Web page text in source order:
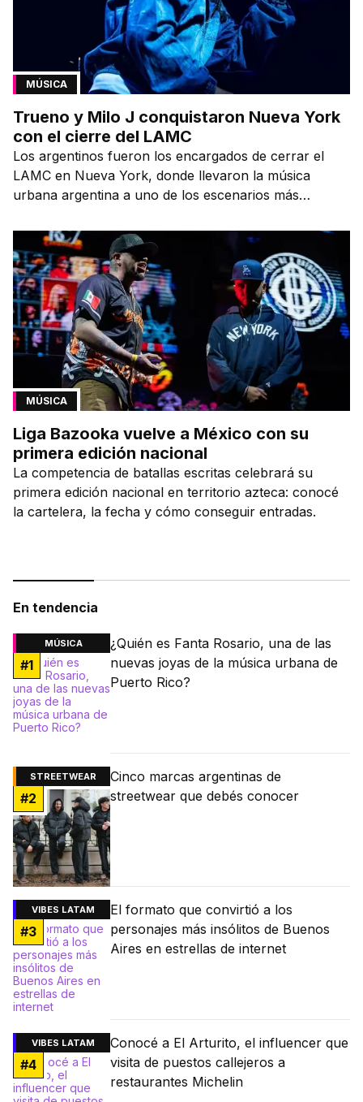
MÚSICA
Trueno y Milo J conquistaron Nueva York
con el cierre del LAMC
Los argentinos fueron los encargados de cerrar el
LAMC en Nueva York, donde llevaron la música
urbana argentina a uno de los escenarios más
MÚSICA
Liga Bazooka vuelve a México con su
primera edición nacional
La competencia de batallas escritas celebrará su
primera edición nacional en territorio azteca: conocé
la cartelera, la fecha y cómo conseguir entradas.
En tendencia
MÚSICA
#1
¿Quién es Fanta Rosario, una de las
nuevas joyas de la música urbana de
Puerto Rico?
STREETWEAR
#2
Cinco marcas argentinas de
streetwear que debés conocer
VIBES LATAM
#3
El formato que convirtió a los
personajes más insólitos de Buenos
Aires en estrellas de internet
VIBES LATAM
#4
Conocé a El Arturito, el influencer que
visita de puestos callejeros a
restaurantes Michelin